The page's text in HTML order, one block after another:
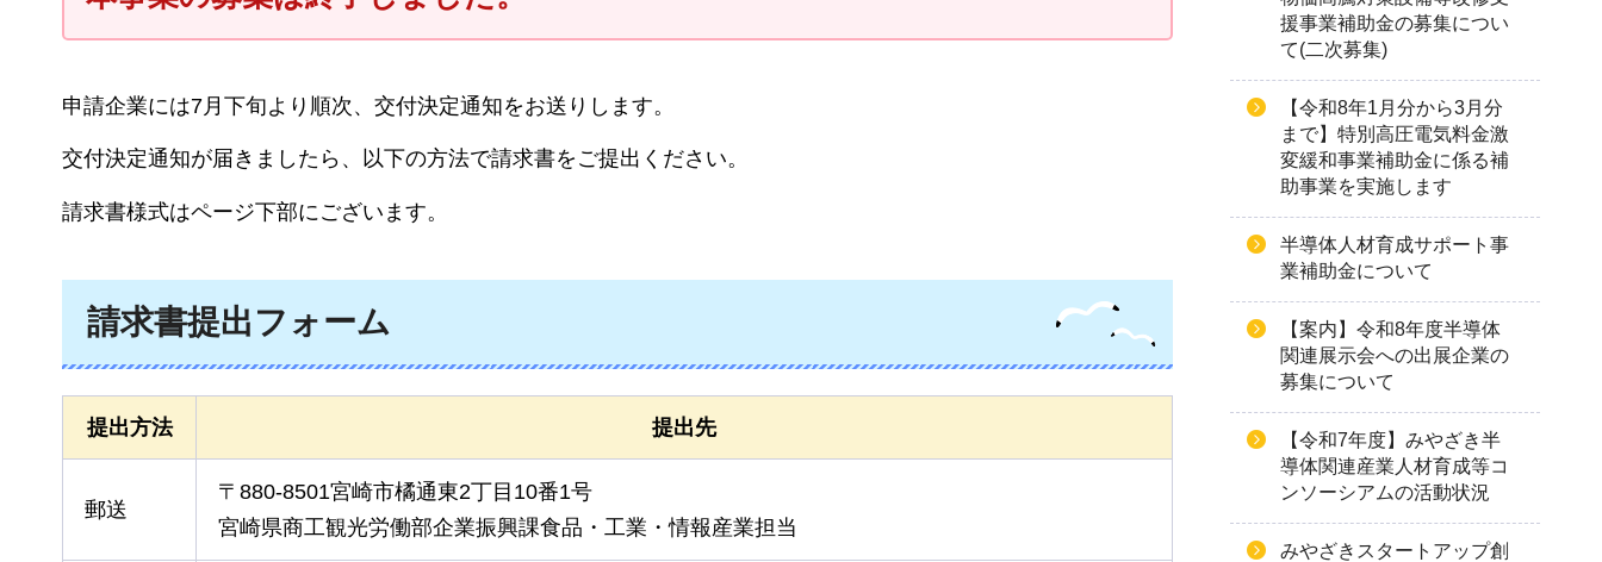
申請企業には7月下旬より順次、交付決定通知をお送りします。
交付決定通知が届きましたら、以下の方法で請求書をご提出ください。
請求書様式はページ下部にございます。
請求書提出フォーム
提出方法 提出先
郵送
〒880-8501宮崎市橘通東2丁目10番1号
宮崎県商工観光労働部企業振興課食品・工業・情報産業担当
援事業補助金の募集につい
て(二次募集)
【令和8年1月分から3月分
まで】特別高圧電気料金激
変緩和事業補助金に係る補
助事業を実施します
半導体人材育成サポート事
業補助金について
【案内】令和8年度半導体
関連展示会への出展企業の
募集について
【令和7年度】みやざき半
導体関連産業人材育成等コ
ンソーシアムの活動状況
みやざきスタートアップ創